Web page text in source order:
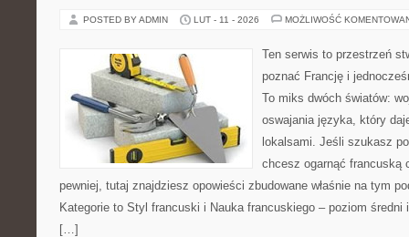
POSTED BY ADMIN LUT - 11 - 2026 MOŻLIWOŚĆ
Ten serwis to przestrzeń
poznać Francję i
To miks dwóch światów:
oswajania języka, który
lokalsami. Jeśli szukasz
chcesz ogarnąć francuską
pewniej, tutaj znajdziesz opowieści zbudowane właśnie na tym
Kategorie to Styl francuski i Nauka francuskiego – poziom średni
[…]